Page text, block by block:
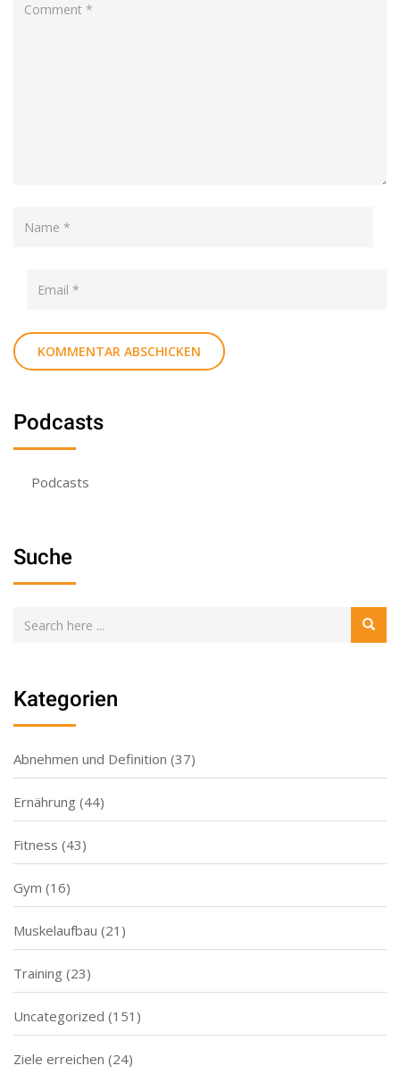
Podcasts
Podcasts
Suche
Kategorien
Abnehmen und Definition (37)
Ernährung (44)
Fitness (43)
Gym (16)
Muskelaufbau (21)
Training (23)
Uncategorized (151)
Ziele erreichen (24)